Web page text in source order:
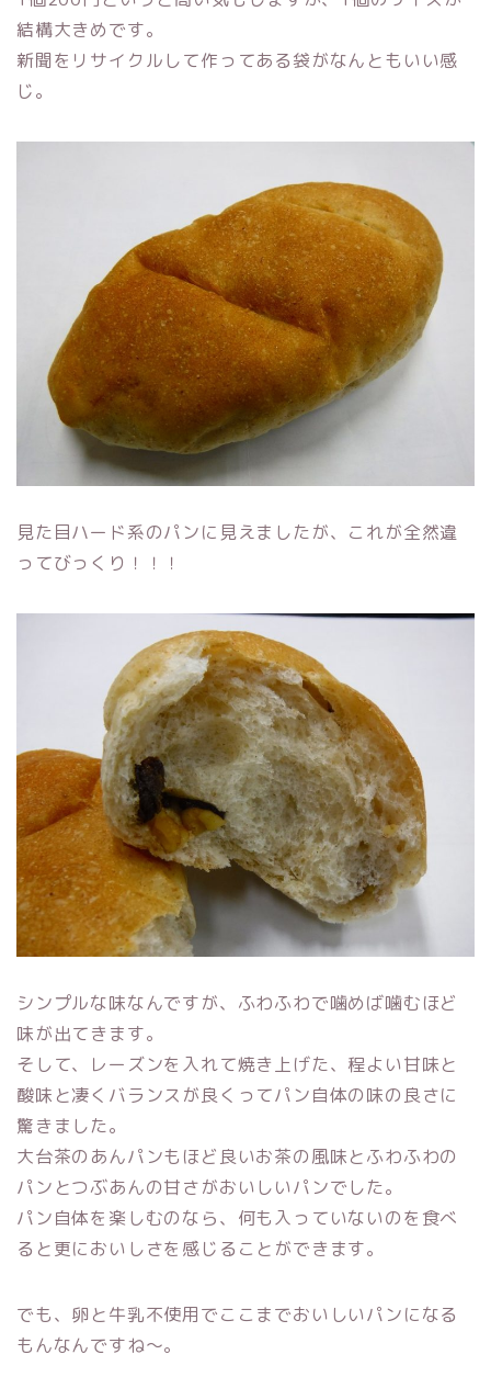
結構大きめです。
新聞をリサイクルして作ってある袋がなんともいい感
じ。
見た目ハード系のパンに見えましたが、これが全然違
ってびっくり！！！
シンプルな味なんですが、ふわふわで噛めば噛むほど
味が出てきます。
そして、レーズンを入れて焼き上げた、程よい甘味と
酸味と凄くバランスが良くってパン自体の味の良さに
驚きました。
大台茶のあんパンもほど良いお茶の風味とふわふわの
パンとつぶあんの甘さがおいしいパンでした。
パン自体を楽しむのなら、何も入っていないのを食べ
ると更においしさを感じることができます。
でも、卵と牛乳不使用でここまでおいしいパンになる
もんなんですね～。